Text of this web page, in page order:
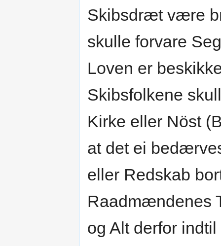
Skibsdræt være
skulle forvare
Loven er
Skibsfolkene
Kirke eller Nöst
at det ei
eller Redskab
Raadmændenes
og Alt derfor